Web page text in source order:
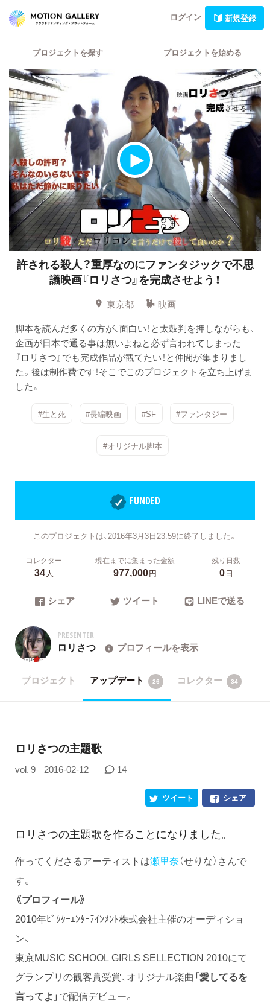
ログイン 新規登録
プロジェクトを探す プロジェクトを始める
許される殺人？重厚なのにファンタジックで不思
議映画『ロリさつ』を完成させよう！
東京都
映画
脚本を読んだ多くの方が、面白い！と太鼓判を押しながらも、
企画が日本で通る事は無いよねと必ず言われてしまった
『ロリさつ』でも完成作品が観てたい！と仲間が集まりまし
た。後は制作費です！そこでこのプロジェクトを立ち上げま
した。
#生と死 #長編映画 #SF #ファンタジー
#オリジナル脚本
FUNDED
このプロジェクトは、2016年3月3日23:59に終了しました。
コレクター
34人
現在までに集まった金額
977,000円
残り日数
0日
シェア ツイート LINEで送る
PRESENTER
ロリさつ プロフィールを表示
プロジェクト アップデート 26 コレクター 34
ロリさつの主題歌
vol. 9 2016-02-12 14
シェア
ツイート
ロリさつの主題歌を作ることになりました。
作ってくださるアーティストは瀬里奈（せりな）さんで
す。
《プロフィール》
2010年ﾋﾞｸﾀｰｴﾝﾀｰﾃｲﾝﾒﾝﾄ株式会社主催のオーディショ
ン、
東京MUSIC SCHOOL GIRLS SELLECTION 2010にて
グランプリの観客賞受賞、オリジナル楽曲 「愛してるを
言ってよ」で配信デビュー。